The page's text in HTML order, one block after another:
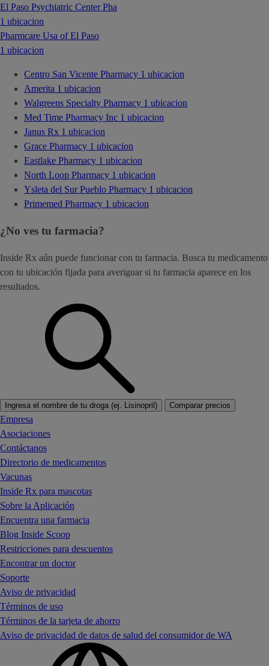
El Paso Psychiatric Center Pha
1 ubicacion
Pharmcare Usa of El Paso
1 ubicacion
Centro San Vicente Pharmacy 1 ubicacion
Amerita 1 ubicacion
Walgreens Specialty Pharmacy 1 ubicacion
Med Time Pharmacy Inc 1 ubicacion
Janus Rx 1 ubicacion
Grace Pharmacy 1 ubicacion
Eastlake Pharmacy 1 ubicacion
North Loop Pharmacy 1 ubicacion
Ysleta del Sur Pueblo Pharmacy 1 ubicacion
Primemed Pharmacy 1 ubicacion
¿No ves tu farmacia?
Inside Rx aún puede funcionar con tu farmacia. Busca tu medicamento
con tu ubicación fijada para averiguar si tu farmacia aparece en los
resultados.
Ingresa el nombre de tu droga (ej. Lisinopril) Comparar precios
Empresa
Asociaciones
Contáctanos
Directorio de medicamentos
Vacunas
Inside Rx para mascotas
Sobre la Aplicación
Encuentra una farmacia
Blog Inside Scoop
Restricciones para descuentos
Encontrar un doctor
Soporte
Aviso de privacidad
Términos de uso
Términos de la tarjeta de ahorro
Aviso de privacidad de datos de salud del consumidor de WA